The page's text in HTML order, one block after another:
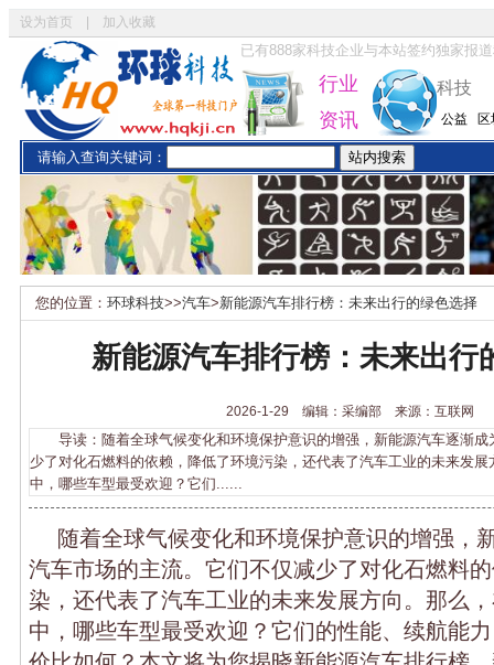
设为首页 加入收藏
已有888家科技企业与本站签约独家报
行业
资讯
科技
公益
请输入查询关键词：
您的位置： 环球科技>>汽车>新能源汽车排行榜：未来出行的绿色选择
新能源汽车排行榜：未来出行
2026-1-29 编辑：采编部 来源：互联网
导读：随着全球气候变化和环境保护意识的增强，新能源汽车逐渐成
少了对化石燃料的依赖，降低了环境污染，还代表了汽车工业的未来发
中，哪些车型最受欢迎？它们......
随着全球气候变化和环境保护意识的增强，
汽车市场的主流。它们不仅减少了对化石燃料
染，还代表了汽车工业的未来发展方向。那么
中，哪些车型最受欢迎？它们的性能、续航能